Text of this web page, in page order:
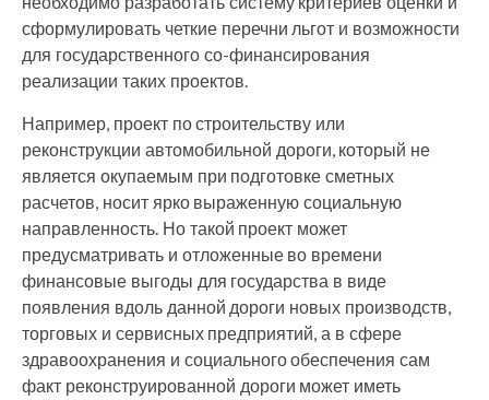
сформулировать четкие перечни льгот и возможности
для государственного со-финансирования
реализации таких проектов.
Например, проект по строительству или
реконструкции автомобильной дороги, который не
является окупаемым при подготовке сметных
расчетов, носит ярко выраженную социальную
направленность. Но такой проект может
предусматривать и отложенные во времени
финансовые выгоды для государства в виде
появления вдоль данной дороги новых производств,
торговых и сервисных предприятий, а в сфере
здравоохранения и социального обеспечения сам
факт реконструированной дороги может иметь